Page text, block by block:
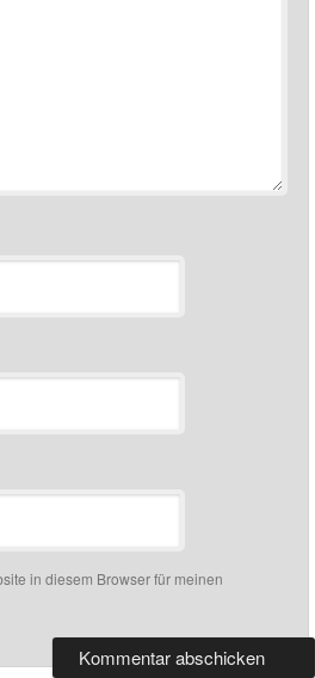
in diesem Browser für meinen